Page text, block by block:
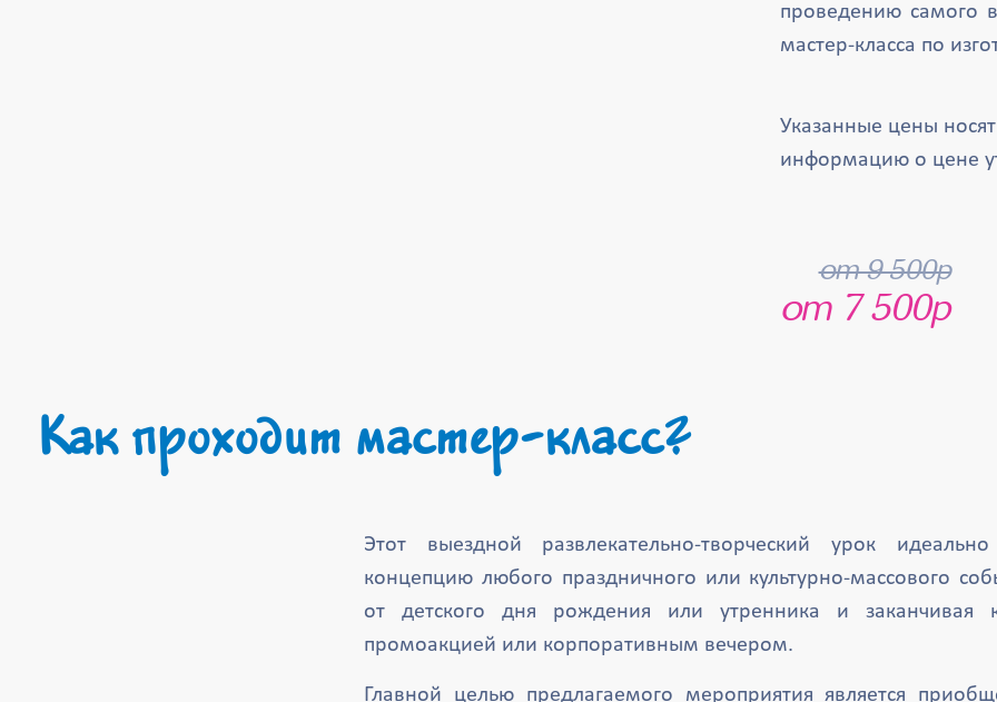
проведению самого
мастер-класса по
Указанные цены
информацию о цене
от 9 500р
от 7 500р
Как проходит мастер-класс?
Этот выездной развлекательно-творческий урок
концепцию любого праздничного или культурно-массового
от детского дня рождения или утренника и заканчивая
промоакцией или корпоративным вечером.
Главной целью предлагаемого мероприятия является